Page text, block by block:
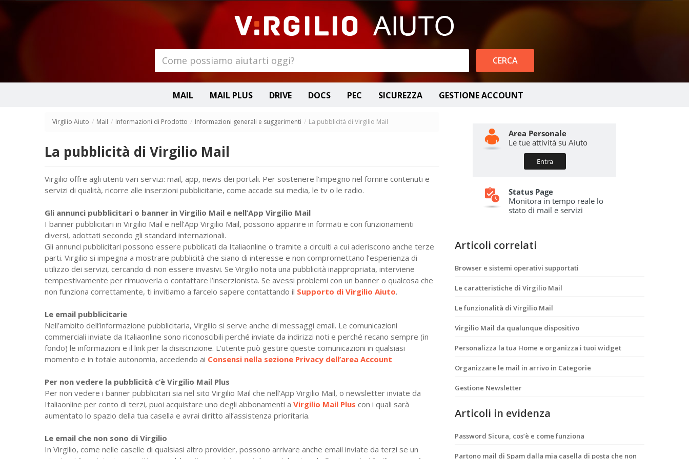
MAIL MAIL PLUS DRIVE DOCS PEC SICUREZZA GESTIONE ACCOUNT
Virgilio Aiuto / Mail / Informazioni di Prodotto / Informazioni generali e suggerimenti / La pubblicità di Virgilio Mail
La pubblicità di Virgilio Mail
Virgilio offre agli utenti vari servizi: mail, app, news dei portali. Per sostenere l’impegno nel fornire contenuti e
servizi di qualità, ricorre alle inserzioni pubblicitarie, come accade sui media, le tv o le radio.
Gli annunci pubblicitari o banner in Virgilio Mail e nell’App Virgilio Mail
I banner pubblicitari in Virgilio Mail e nell’App Virgilio Mail, possono apparire in formati e con funzionamenti
diversi, adottati secondo gli standard internazionali.
Gli annunci pubblicitari possono essere pubblicati da Italiaonline o tramite a circuiti a cui aderiscono anche terze
parti. Virgilio si impegna a mostrare pubblicità che siano di interesse e non compromettano l’esperienza di
utilizzo dei servizi, cercando di non essere invasivi. Se Virgilio nota una pubblicità inappropriata, interviene
tempestivamente per rimuoverla o contattare l’inserzionista. Se avessi problemi con un banner o qualcosa che
non funziona correttamente, ti invitiamo a farcelo sapere contattando il Supporto di Virgilio Aiuto.
Le email pubblicitarie
Nell’ambito dell’informazione pubblicitaria, Virgilio si serve anche di messaggi email. Le comunicazioni
commerciali inviate da Italiaonline sono riconoscibili perché inviate da indirizzi noti e perché recano sempre (in
fondo) le informazioni e il link per la disiscrizione. L’utente può gestire queste comunicazioni in qualsiasi
momento e in totale autonomia, accedendo ai Consensi nella sezione Privacy dell’area Account
Per non vedere la pubblicità c’è Virgilio Mail Plus
Per non vedere i banner pubblicitari sia nel sito Virgilio Mail che nell’App Virgilio Mail, o newsletter inviate da
Italiaonline per conto di terzi, puoi acquistare uno degli abbonamenti a Virgilio Mail Plus con i quali sarà
aumentato lo spazio della tua casella e avrai diritto all’assistenza prioritaria.
Le email che non sono di Virgilio
In Virgilio, come nelle caselle di qualsiasi altro provider, possono arrivare anche email inviate da terzi se un
Articoli correlati
Browser e sistemi operativi supportati
Le caratteristiche di Virgilio Mail
Le funzionalità di Virgilio Mail
Virgilio Mail da qualunque dispositivo
Personalizza la tua Home e organizza i tuoi widget
Organizzare le mail in arrivo in Categorie
Gestione Newsletter
Articoli in evidenza
Password Sicura, cos’è e come funziona
Partono mail di Spam dalla mia casella di posta che non